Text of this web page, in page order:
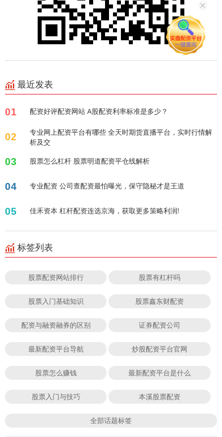
最近发表
01 配资好评配资网站 A股配资利率标准是多少？
02
专业网上配资平台有哪些 全天时期货直播平台，实时行情解
析及交
03 股票怎么杠杆 股票明道配资平仓线解析
04 专业配资 公司查配资最怕曝光，保守隐秘才是王道
05 佳禾资本 杠杆配资连选京海，获取更多策略利润!
标签列表
股票配资网站排行 股票有杠杆吗
股票入门基础知识 股票鑫东财配资
配资与融资融券的区别 证券配资公司
最新配资平台导航 炒股配资平台官网
股票怎么赚钱 最新配资平台是什么
股票入门与技巧 本溪股票配资
全部话题标签